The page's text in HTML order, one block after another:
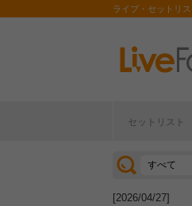
ライブ・セットリ
セットリスト
[2026/07/28]
[2026/04/27]